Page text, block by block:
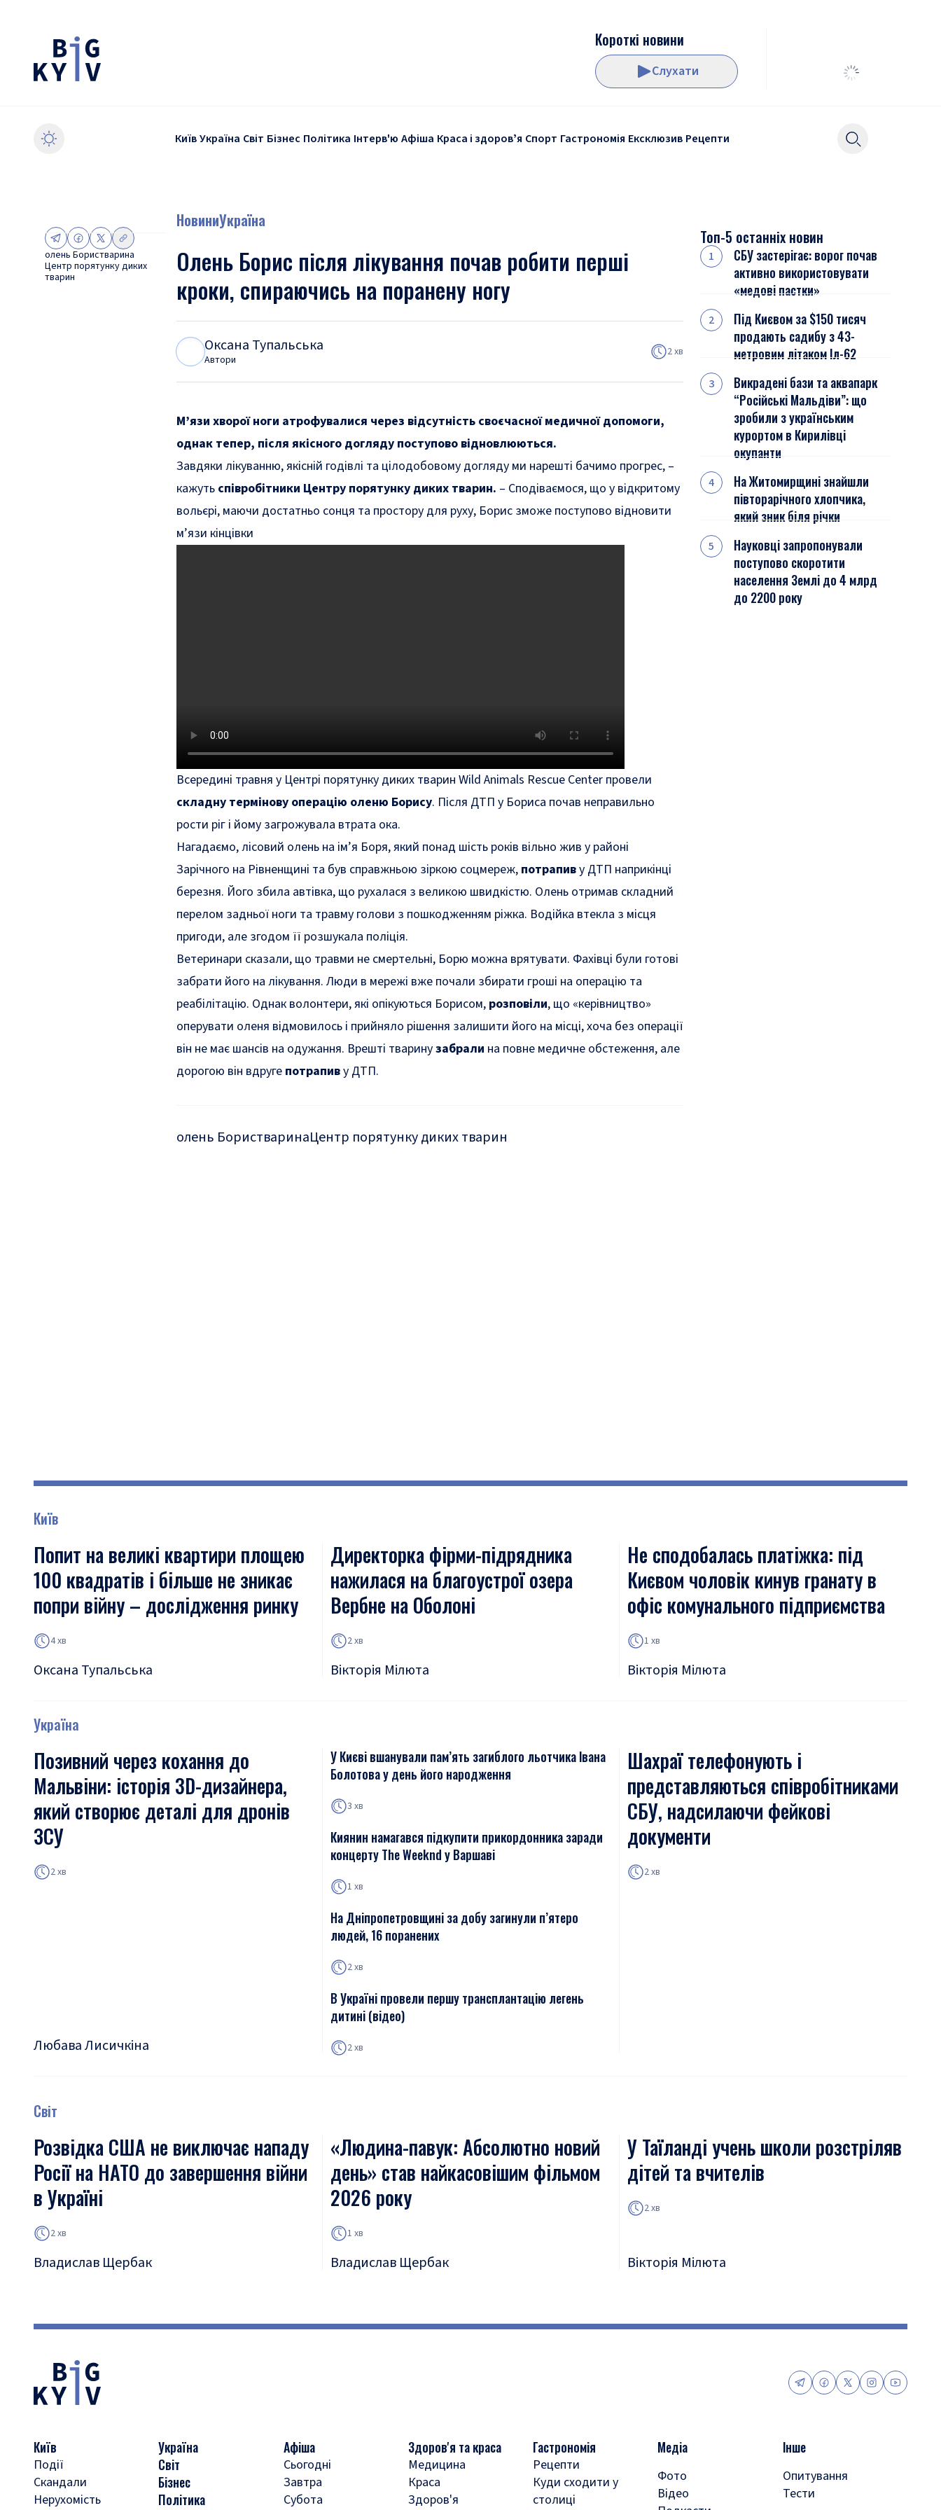
Короткі новини
Слухати
КиївУкраїна Світ Бізнес Політика Інтерв'ю Афіша Краса і здоровʼя Спорт Гастрономія Ексклюзив Рецепти
олень Бористварина
Центр порятунку диких
тварин
НовиниУкраїна
Олень Борис після лікування почав робити перші
кроки, спираючись на поранену ногу
Оксана Тупальська
Автори
2 хв
М’язи хворої ноги атрофувалися через відсутність своєчасної медичної допомоги,
однак тепер, після якісного догляду поступово відновлюються.
Завдяки лікуванню, якісній годівлі та цілодобовому догляду ми нарешті бачимо прогрес, –
кажуть співробітники Центру порятунку диких тварин. – Сподіваємося, що у відкритому
вольєрі, маючи достатньо сонця та простору для руху, Борис зможе поступово відновити
м’язи кінцівки
Всередині травня у Центрі порятунку диких тварин Wild Animals Rescue Center провели
складну термінову операцію оленю Борису. Після ДТП у Бориса почав неправильно
рости ріг і йому загрожувала втрата ока.
Нагадаємо, лісовий олень на ім’я Боря, який понад шість років вільно жив у районі
Зарічного на Рівненщині та був справжньою зіркою соцмереж, потрапиву ДТП наприкінці
березня. Його збила автівка, що рухалася з великою швидкістю. Олень отримав складний
перелом задньої ноги та травму голови з пошкодженням ріжка. Водійка втекла з місця
пригоди, але згодом її розшукала поліція.
Ветеринари сказали, що травми не смертельні, Борю можна врятувати. Фахівці були готові
забрати його на лікування. Люди в мережі вже почали збирати гроші на операцію та
реабілітацію. Однак волонтери, які опікуються Борисом, розповіли, що «керівництво»
оперувати оленя відмовилось і прийняло рішення залишити його на місці, хоча без операції
він не має шансів на одужання. Врешті тваринузабрали на повне медичне обстеження, але
дорогою він вдруге потрапиву ДТП.
олень БористваринаЦентр порятунку диких тварин
Топ-5 останніх новин
СБУ застерігає: ворог почав
активно використовувати
«медові пастки»
Під Києвом за $150 тисяч
продають садибу з 43-
метровим літаком Іл-62
Викрадені бази та аквапарк
“Російські Мальдіви”: що
зробили з українським
курортом в Кирилівці
окупанти
На Житомирщині знайшли
півторарічного хлопчика,
який зник біля річки
Науковці запропонували
поступово скоротити
населення Землі до 4 млрд
до 2200 року
Київ
Попит на великі квартири площею
100 квадратів і більше не зникає
попри війну – дослідження ринку
4 хв
Оксана Тупальська
Директорка фірми-підрядника
нажилася на благоустрої озера
Вербне на Оболоні
2 хв
Вікторія Мілюта
Не сподобалась платіжка: під
Києвом чоловік кинув гранату в
офіс комунального підприємства
1 хв
Вікторія Мілюта
Україна
Позивний через кохання до
Мальвіни: історія 3D-дизайнера,
який створює деталі для дронів
ЗСУ
2 хв
Любава Лисичкіна
У Києві вшанували пам’ять загиблого льотчика Івана
Болотова у день його народження
3 хв
Киянин намагався підкупити прикордонника заради
концерту The Weeknd у Варшаві
1 хв
На Дніпропетровщині за добу загинули п’ятеро
людей, 16 поранених
2 хв
В Україні провели першу трансплантацію легень
дитині (відео)
2 хв
Шахраї телефонують і
представляються співробітниками
СБУ, надсилаючи фейкові
документи
2 хв
Світ
Розвідка США не виключає нападу
Росії на НАТО до завершення війни
в Україні
2 хв
Владислав Щербак
«Людина-павук: Абсолютно новий
день» став найкасовішим фільмом
2026 року
1 хв
Владислав Щербак
У Таїланді учень школи розстріляв
дітей та вчителів
2 хв
Вікторія Мілюта
Київ
Події
Скандали
Нерухомість
Україна
Світ
Бізнес
Політика
Афіша
Сьогодні
Завтра
Субота
Здоров'я та краса
Медицина
Краса
Здоров'я
Гастрономія
Рецепти
Куди сходити у
столиці
Медіа
Фото
Відео
Інше
Опитування
Тести